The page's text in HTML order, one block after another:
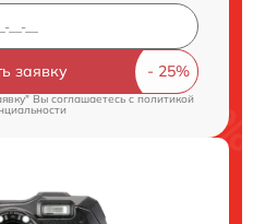
заявку
Вы соглашаетесь c политикой